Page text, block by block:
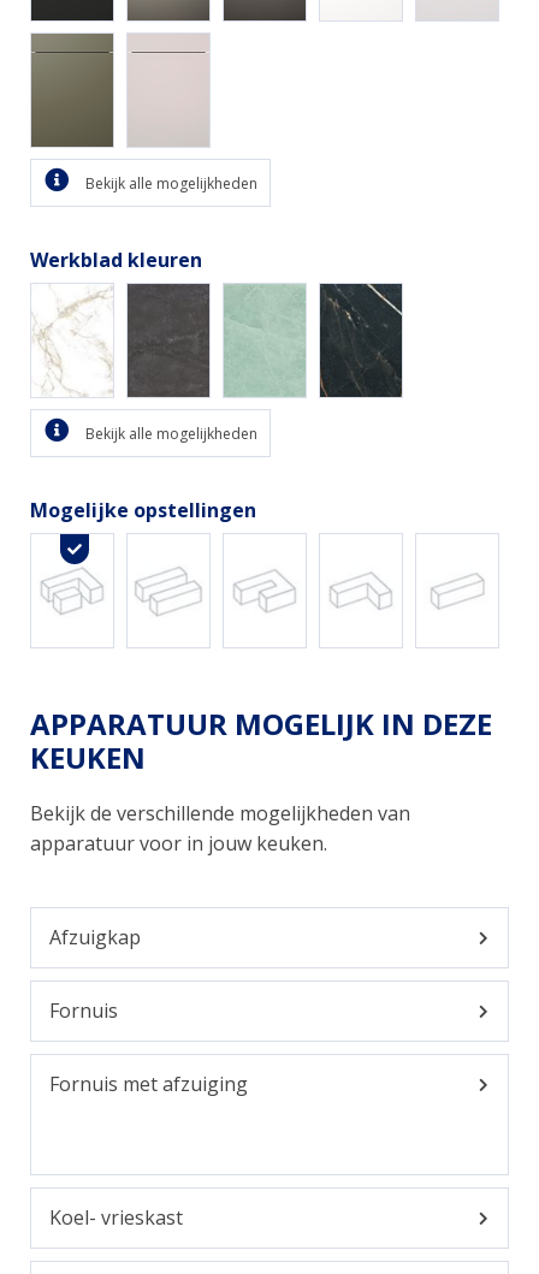
Bekijk alle mogelijkheden
Werkblad kleuren
Bekijk alle mogelijkheden
Mogelijke opstellingen
APPARATUUR MOGELIJK IN DEZE
KEUKEN
Bekijk de verschillende mogelijkheden van
apparatuur voor in jouw keuken.
Afzuigkap
Fornuis
Fornuis met afzuiging
Koel- vrieskast